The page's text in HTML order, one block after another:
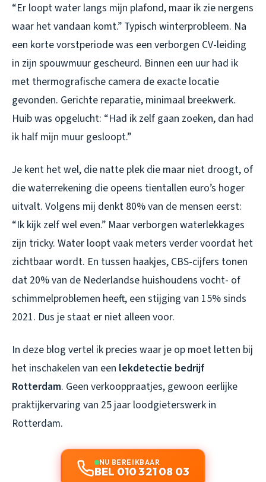
“Er loopt water langs mijn plafond, maar ik zie nergens
waar het vandaan komt.” Typisch winterprobleem. Na
een korte vorstperiode was een verborgen CV-leiding
in zijn spouwmuur gescheurd. Binnen een uur had ik
met thermografische camera de exacte locatie
gevonden. Gerichte reparatie, minimaal breekwerk.
Huib was opgelucht: “Had ik zelf gaan zoeken, dan had
ik half mijn muur gesloopt.”
Je kent het wel, die natte plek die maar niet droogt, of
die waterrekening die opeens tientallen euro’s hoger
uitvalt. Volgens mij denkt 80% van de mensen eerst:
“Ik kijk zelf wel even.” Maar verborgen waterlekkages
zijn tricky. Water loopt vaak meters verder voordat het
zichtbaar wordt. En tussen haakjes, CBS-cijfers tonen
dat 20% van de Nederlandse huishoudens vocht- of
schimmelproblemen heeft, een stijging van 15% sinds
2021. Dus je staat er niet alleen voor.
In deze blog vertel ik precies waar je op moet letten bij
het inschakelen van een lekdetectie bedrijf
Rotterdam. Geen verkooppraatjes, gewoon eerlijke
praktijkervaring van 25 jaar loodgieterswerk in
Rotterdam.
NU BEREIKBAAR
BEL 010 321 08 03